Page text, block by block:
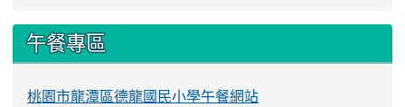
午餐專區
桃園市龍潭區德龍國民小學午餐網站